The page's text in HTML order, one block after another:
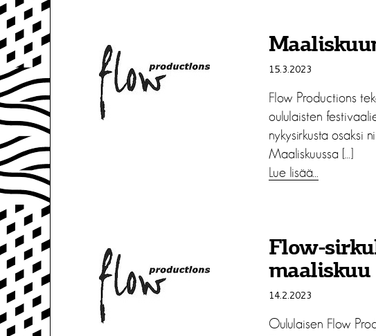
15.3.2023
Flow Productions
oululaisten
nykysirkusta osaksi
Maaliskuussa […]
Lue lisää…
Flow-
maaliskuu
14.2.2023
Oululaisen Flow